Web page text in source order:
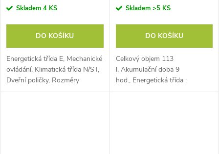
Skladem 4 KS
DO KOŠÍKU
Energetická třída E, Mechanické
ovládání, Klimatická třída N/ST,
Dveřní poličky, Rozměry
(VxŠxH): 51x44x47 cm.
Skladem >5 KS
DO KOŠÍKU
Celkový objem 113
l, Akumulační doba 9
hod., Energetická třída :
C, Zaměnitelné otevírání : ANO